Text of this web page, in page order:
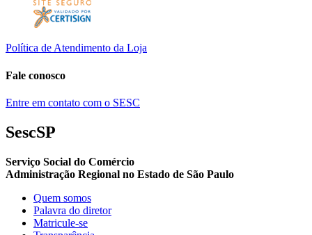
Política de Atendimento da Loja
Fale conosco
Entre em contato com o SESC
SescSP
Serviço Social do Comércio
Administração Regional no Estado de São Paulo
Quem somos
Palavra do diretor
Matricule-se